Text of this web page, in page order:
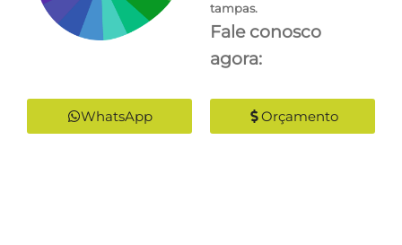
tampas.
Fale conosco
agora:
WhatsApp Orçamento